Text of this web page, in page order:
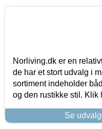
Norliving.dk er en
de har et stort udvalg i
sortiment indeholder
og den rustikke stil. Klik
Se